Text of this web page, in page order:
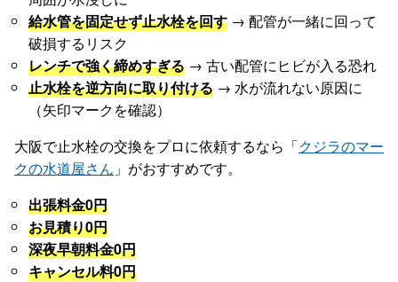
給水管を固定せず止水栓を回す → 配管が一緒に回って
破損するリスク
レンチで強く締めすぎる → 古い配管にヒビが入る恐れ
止水栓を逆方向に取り付ける → 水が流れない原因に
（矢印マークを確認）
大阪で止水栓の交換をプロに依頼するなら「クジラのマー
クの水道屋さん 」がおすすめです。
出張料金0円
お見積り0円
深夜早朝料金0円
キャンセル料0円